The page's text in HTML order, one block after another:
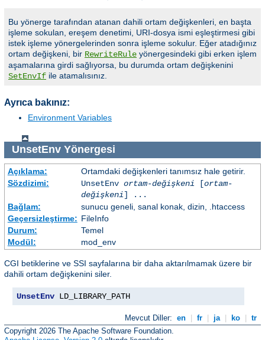
Bu yönerge tarafından atanan dahili ortam değişkenleri, en başta
işleme sokulan, ereşem denetimi, URI-dosya ismi eşleştirmesi gibi
istek işleme yönergelerinden sonra işleme sokulur. Eğer atadığınız
ortam değişkeni, bir RewriteRule yönergesindeki gibi erken işlem
aşamalarına girdi sağlıyorsa, bu durumda ortam değişkenini
SetEnvIf ile atamalısınız.
Ayrıca bakınız:
Environment Variables
UnsetEnvYönergesi
Açıklama:
Ortamdaki değişkenleri tanımsız hale getirir.
Sözdizimi:
UnsetEnv ortam-değişkeni [ortam-
değişkeni] ...
Bağlam:
sunucu geneli, sanal konak, dizin, .htaccess
Geçersizleştirme: FileInfo
Durum:
Temel
Modül:
mod_env
CGI betiklerine ve SSI sayfalarına bir daha aktarılmamak üzere bir
dahili ortam değişkenini siler.
UnsetEnv LD_LIBRARY_PATH
Mevcut Diller: en fr ja ko
tr
Copyright 2026 The Apache Software Foundation.